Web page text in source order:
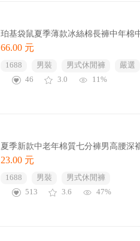
珀基袋鼠夏季薄款冰絲棉長褲中年棉
66.00 元
1688 男裝 男式休閒褲
嚴選
46
3.0 11%
夏季新款中老年棉質七分褲男高腰深
23.00 元
1688 男裝
男式休閒褲
513
3.6 47%